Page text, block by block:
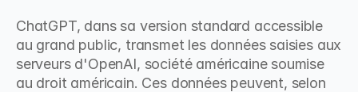
ChatGPT, dans sa version standard accessible
au grand public, transmet les données saisies aux
serveurs d'OpenAI, société américaine soumise
au droit américain. Ces données peuvent, selon